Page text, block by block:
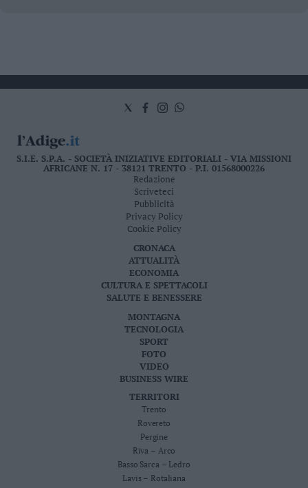
S.I.E. S.P.A. - SOCIETÀ INIZIATIVE EDITORIALI - VIA MISSIONI
AFRICANE N. 17 - 38121 TRENTO - P.I. 01568000226
Redazione
Scriveteci
Pubblicità
Privacy Policy
Cookie Policy
CRONACA
ATTUALITÀ
ECONOMIA
CULTURA E SPETTACOLI
SALUTE E BENESSERE
MONTAGNA
TECNOLOGIA
SPORT
FOTO
VIDEO
BUSINESS WIRE
TERRITORI
Trento
Rovereto
Pergine
Riva – Arco
Basso Sarca – Ledro
Lavis – Rotaliana